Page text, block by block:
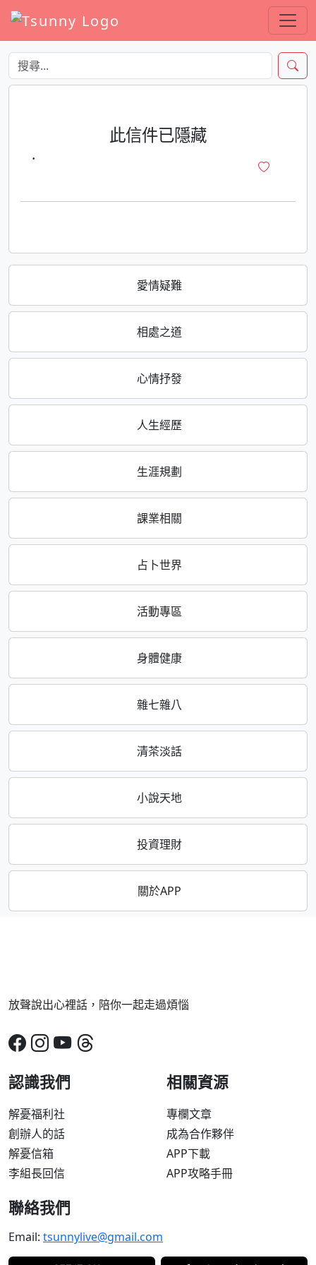
愛情疑難
相處之道
心情抒發
人生經歷
生涯規劃
課業相關
占卜世界
活動專區
身體健康
雜七雜八
清茶淡話
小說天地
投資理財
關於APP
此信件已隱藏
·
放聲說出心裡話，陪你一起走過煩惱
認識我們
解憂福利社
創辦人的話
解憂信箱
李組長回信
相關資源
專欄文章
成為合作夥伴
APP下載
APP攻略手冊
聯絡我們
Email: tsunnylive@gmail.com